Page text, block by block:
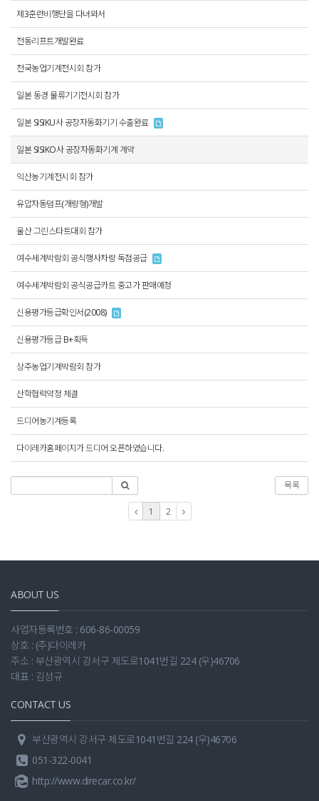
제3훈련비행단을 다녀와서
전동리프트개발완료
전국농업기계전시회 참가
일본 동경 물류기기전시회 참가
일본 SISIKU사 공장자동화기기 수출완료
일본 SISIKO사 공장자동화기계 계약
익산농기계전시회 참가
유압자동덤프(개량형)개발
울산 그린스타트대회 참가
여수세계박람회 공식행사차량 독점공급
여수세계박람회 공식공급카트 중고가 판매예정
신용평가등급확인서(2008)
신용평가등급 B+획득
상주농업기계박람회 참가
산학협력약정 체결
드디어농기계등록
다이레카홈페이지가 드디어 오픈하였습니다.
목록
1 2
ABOUT US
사업자등록번호 : 606-86-00059
상호 : (주)다이레카
주소 : 부산광역시 강서구 제도로1041번길 224 (우)46706
대표 : 김성규
CONTACT US
부산광역시 강서구 제도로1041번길 224 (우)46706
051-322-0041
http://www.direcar.co.kr/